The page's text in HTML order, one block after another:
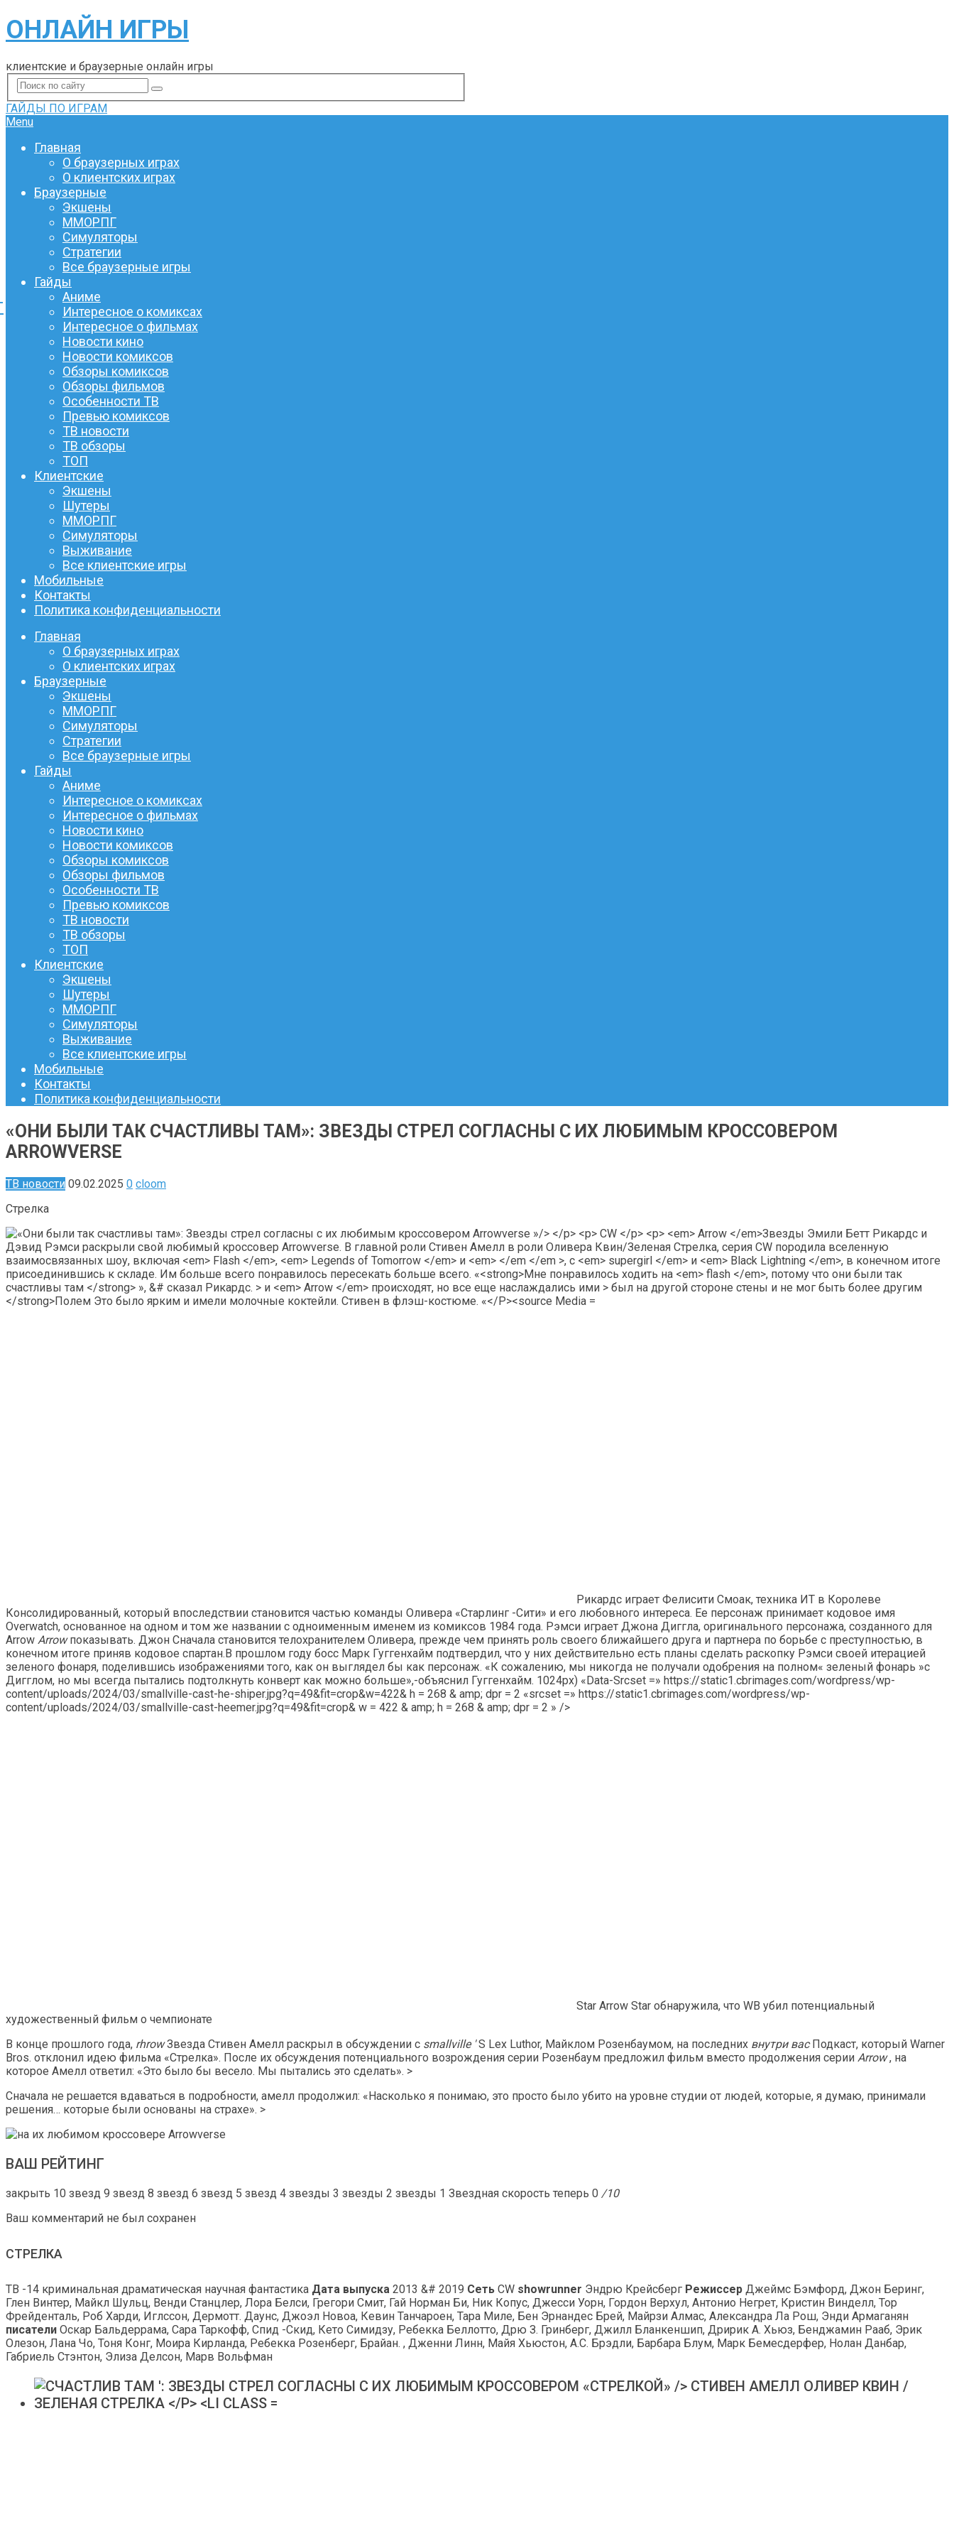
ОНЛАЙН ИГРЫ
клиентские и браузерные онлайн игры
ГАЙДЫ ПО ИГРАМ
Menu
Главная
О браузерных играх
О клиентских играх
Браузерные
Экшены
ММОРПГ
Симуляторы
Стратегии
Все браузерные игры
Гайды
Аниме
Интересное о комиксах
Интересное о фильмах
Новости кино
Новости комиксов
Обзоры комиксов
Обзоры фильмов
Особенности ТВ
Превью комиксов
ТВ новости
ТВ обзоры
ТОП
Клиентские
Экшены
Шутеры
ММОРПГ
Симуляторы
Выживание
Все клиентские игры
Мобильные
Контакты
Политика конфиденциальности
Главная
О браузерных играх
О клиентских играх
Браузерные
Экшены
ММОРПГ
Симуляторы
Стратегии
Все браузерные игры
Гайды
Аниме
Интересное о комиксах
Интересное о фильмах
Новости кино
Новости комиксов
Обзоры комиксов
Обзоры фильмов
Особенности ТВ
Превью комиксов
ТВ новости
ТВ обзоры
ТОП
Клиентские
Экшены
Шутеры
ММОРПГ
Симуляторы
Выживание
Все клиентские игры
Мобильные
Контакты
Политика конфиденциальности
«ОНИ БЫЛИ ТАК СЧАСТЛИВЫ ТАМ»: ЗВЕЗДЫ СТРЕЛ СОГЛАСНЫ С ИХ ЛЮБИМЫМ КРОССОВЕРОМ
ARROWVERSE
ТВ новости 09.02.2025 0 cloom
Стрелка
Рикардс играет Фелисити Смоак, техника ИТ в Королеве
Консолидированный, который впоследствии становится частью команды Оливера «Старлинг -Сити» и его любовного интереса. Ее персонаж принимает кодовое имя
Overwatch, основанное на одном и том же названии с одноименным именем из комиксов 1984 года. Рэмси играет Джона Диггла, оригинального персонажа, созданного для
Arrow Arrowпоказывать. Джон Сначала становится телохранителем Оливера, прежде чем принять роль своего ближайшего друга и партнера по борьбе с преступностью, в
конечном итоге приняв кодовое спартан.В прошлом году босс Марк Гуггенхайм подтвердил, что у них действительно есть планы сделать раскопку Рэмси своей итерацией
зеленого фонаря, поделившись изображениями того, как он выглядел бы как персонаж. «К сожалению, мы никогда не получали одобрения на полном« зеленый фонарь »с
Дигглом, но мы всегда пытались подтолкнуть конверт как можно больше»,-объяснил Гуггенхайм. 1024px) «Data-Srcset =» https://static1.cbrimages.com/wordpress/wp-
content/uploads/2024/03/smallville-cast-he-shiper.jpg?q=49&fit=crop&w=422& h = 268 & amp; dpr = 2 «srcset =» https://static1.cbrimages.com/wordpress/wp-
content/uploads/2024/03/smallville-cast-heemer.jpg?q=49&fit=crop& w = 422 & amp; h = 268 & amp; dpr = 2 » />
Star Arrow Star обнаружила, что WB убил потенциальный
художественный фильм о чемпионате
В конце прошлого года, rhrowЗвезда Стивен Амелл раскрыл в обсуждении с smallville ' S Lex Luthor, Майклом Розенбаумом, на последних внутри васПодкаст, который Warner
Bros. отклонил идею фильма «Стрелка». После их обсуждения потенциального возрождения серии Розенбаум предложил фильм вместо продолжения серии Arrow, на
которое Амелл ответил: «Это было бы весело. Мы пытались это сделать». >
Сначала не решается вдаваться в подробности, амелл продолжил: «Насколько я понимаю, это просто было убито на уровне студии от людей, которые, я думаю, принимали
решения… которые были основаны на страхе». >
ВАШ РЕЙТИНГ
закрыть 10 звезд 9 звезд 8 звезд 6 звезд 5 звезд 4 звезды 3 звезды 2 звезды 1 Звездная скорость теперь 0 /10
Ваш комментарий не был сохранен
СТРЕЛКА
ТВ -14 криминальная драматическая научная фантастика Дата выпуска 2013 &# 2019 Сеть CW showrunner Эндрю Крейсберг Режиссер Джеймс Бэмфорд, Джон Беринг,
Глен Винтер, Майкл Шульц, Венди Станцлер, Лора Белси, Грегори Смит, Гай Норман Би, Ник Копус, Джесси Уорн, Гордон Верхул, Антонио Негрет, Кристин Винделл, Тор
Фрейденталь, Роб Харди, Иглссон, Дермотт. Даунс, Джоэл Новоа, Кевин Танчароен, Тара Миле, Бен Эрнандес Брей, Майрзи Алмас, Александра Ла Рош, Энди Армаганян
писатели Оскар Бальдеррама, Сара Таркофф, Спид -Скид, Кето Симидзу, Ребекка Беллотто, Дрю З. Гринберг, Джилл Бланкеншип, Дририк А. Хьюз, Бенджамин Рааб, Эрик
Олезон, Лана Чо, Тоня Конг, Моира Кирланда, Ребекка Розенберг, Брайан. , Дженни Линн, Майя Хьюстон, А.С. Брэдли, Барбара Блум, Марк Бемесдерфер, Нолан Данбар,
Габриель Стэнтон, Элиза Делсон, Марв Вольфман